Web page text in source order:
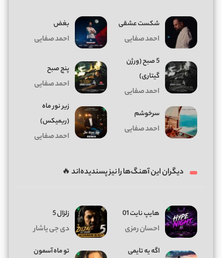
شکست عشقی
احمد صفایی
بغض
احمد صفایی
5 صبح (ورژن
گیتاری)
احمد صفایی
پنج صبح
احمد صفایی
سرخوشم
احمد صفایی
زیر نور ماه
(ریمیکس)
احمد صفایی
دیگران این آهنگ‌ها را نیز پسندیده‌اند 🔥
هایپ نایت 01
احسان رمزی
زلزال 5
دی جی یاشار
اگه یه تایمی
تو ماه آسمون